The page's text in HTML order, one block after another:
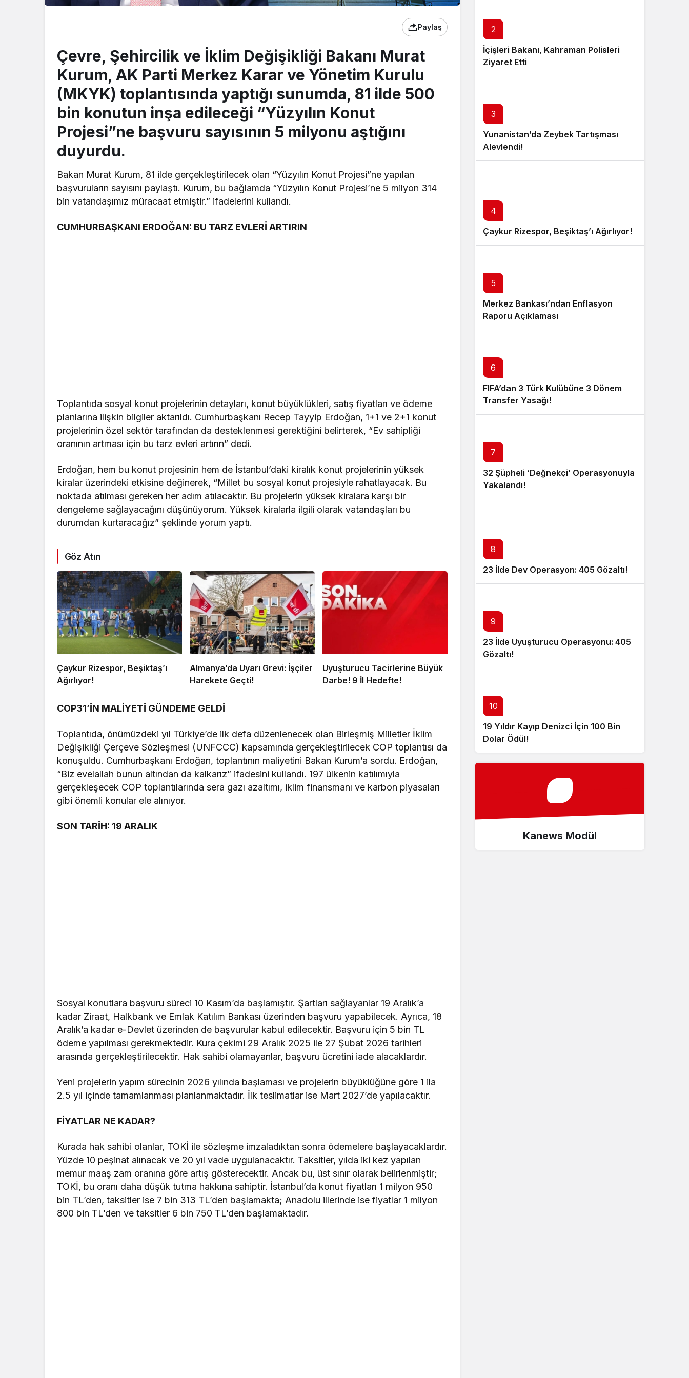
Paylaş
Çevre, Şehircilik ve İklim Değişikliği Bakanı Murat
Kurum, AK Parti Merkez Karar ve Yönetim Kurulu
(MKYK) toplantısında yaptığı sunumda, 81 ilde 500
bin konutun inşa edileceği “Yüzyılın Konut
Projesi”ne başvuru sayısının 5 milyonu aştığını
duyurdu.
Bakan Murat Kurum, 81 ilde gerçekleştirilecek olan “Yüzyılın Konut Projesi”ne yapılan
başvuruların sayısını paylaştı. Kurum, bu bağlamda “Yüzyılın Konut Projesi’ne 5 milyon 314
bin vatandaşımız müracaat etmiştir.” ifadelerini kullandı.
CUMHURBAŞKANI ERDOĞAN: BU TARZ EVLERİ ARTIRIN
Toplantıda sosyal konut projelerinin detayları, konut büyüklükleri, satış fiyatları ve ödeme
planlarına ilişkin bilgiler aktarıldı. Cumhurbaşkanı Recep Tayyip Erdoğan, 1+1 ve 2+1 konut
projelerinin özel sektör tarafından da desteklenmesi gerektiğini belirterek, “Ev sahipliği
oranının artması için bu tarz evleri artırın” dedi.
Erdoğan, hem bu konut projesinin hem de İstanbul’daki kiralık konut projelerinin yüksek
kiralar üzerindeki etkisine değinerek, “Millet bu sosyal konut projesiyle rahatlayacak. Bu
noktada atılması gereken her adım atılacaktır. Bu projelerin yüksek kiralara karşı bir
dengeleme sağlayacağını düşünüyorum. Yüksek kiralarla ilgili olarak vatandaşları bu
durumdan kurtaracağız” şeklinde yorum yaptı.
Göz Atın
Çaykur Rizespor, Beşiktaş’ı
Ağırlıyor!
Almanya’da Uyarı Grevi: İşçiler
Harekete Geçti!
Uyuşturucu Tacirlerine Büyük
Darbe! 9 İl Hedefte!
COP31’İN MALİYETİ GÜNDEME GELDİ
Toplantıda, önümüzdeki yıl Türkiye’de ilk defa düzenlenecek olan Birleşmiş Milletler İklim
Değişikliği Çerçeve Sözleşmesi (UNFCCC) kapsamında gerçekleştirilecek COP toplantısı da
konuşuldu. Cumhurbaşkanı Erdoğan, toplantının maliyetini Bakan Kurum’a sordu. Erdoğan,
“Biz evelallah bunun altından da kalkarız” ifadesini kullandı. 197 ülkenin katılımıyla
gerçekleşecek COP toplantılarında sera gazı azaltımı, iklim finansmanı ve karbon piyasaları
gibi önemli konular ele alınıyor.
SON TARİH: 19 ARALIK
Sosyal konutlara başvuru süreci 10 Kasım’da başlamıştır. Şartları sağlayanlar 19 Aralık’a
kadar Ziraat, Halkbank ve Emlak Katılım Bankası üzerinden başvuru yapabilecek. Ayrıca, 18
Aralık’a kadar e-Devlet üzerinden de başvurular kabul edilecektir. Başvuru için 5 bin TL
ödeme yapılması gerekmektedir. Kura çekimi 29 Aralık 2025 ile 27 Şubat 2026 tarihleri
arasında gerçekleştirilecektir. Hak sahibi olamayanlar, başvuru ücretini iade alacaklardır.
Yeni projelerin yapım sürecinin 2026 yılında başlaması ve projelerin büyüklüğüne göre 1 ila
2.5 yıl içinde tamamlanması planlanmaktadır. İlk teslimatlar ise Mart 2027’de yapılacaktır.
FİYATLAR NE KADAR?
Kurada hak sahibi olanlar, TOKİ ile sözleşme imzaladıktan sonra ödemelere başlayacaklardır.
Yüzde 10 peşinat alınacak ve 20 yıl vade uygulanacaktır. Taksitler, yılda iki kez yapılan
memur maaş zam oranına göre artış gösterecektir. Ancak bu, üst sınır olarak belirlenmiştir;
TOKİ, bu oranı daha düşük tutma hakkına sahiptir. İstanbul’da konut fiyatları 1 milyon 950
bin TL’den, taksitler ise 7 bin 313 TL’den başlamakta; Anadolu illerinde ise fiyatlar 1 milyon
800 bin TL’den ve taksitler 6 bin 750 TL’den başlamaktadır.
2
İçişleri Bakanı, Kahraman Polisleri
Ziyaret Etti
3
Yunanistan’da Zeybek Tartışması
Alevlendi!
4
Çaykur Rizespor, Beşiktaş’ı Ağırlıyor!
5
Merkez Bankası’ndan Enflasyon
Raporu Açıklaması
6
FIFA’dan 3 Türk Kulübüne 3 Dönem
Transfer Yasağı!
7
32 Şüpheli ‘Değnekçi’ Operasyonuyla
Yakalandı!
8
23 İlde Dev Operasyon: 405 Gözaltı!
9
23 İlde Uyuşturucu Operasyonu: 405
Gözaltı!
10
19 Yıldır Kayıp Denizci İçin 100 Bin
Dolar Ödül!
Kanews Modül